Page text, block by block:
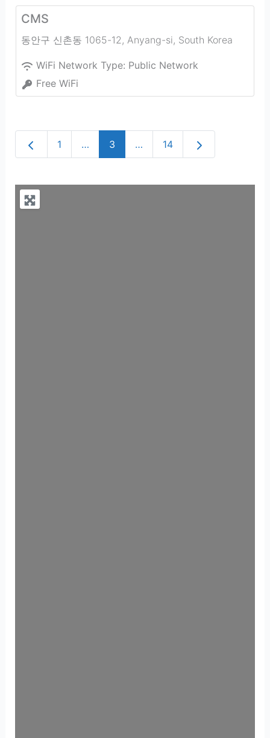
CMS
동안구 신촌동 1065-12, Anyang-si, South Korea
WiFi Network Type: Public Network
Free WiFi
Newer posts
1 … 3 … 14 Older posts